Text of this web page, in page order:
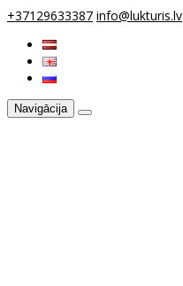
+37129633387 info@lukturis.lv
Navigācija